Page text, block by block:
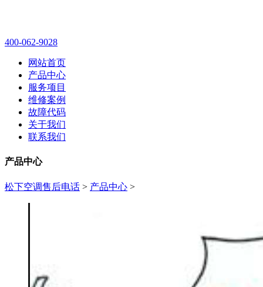
400-062-9028
网站首页
产品中心
服务项目
维修案例
故障代码
关于我们
联系我们
产品中心
松下空调售后电话 > 产品中心 >